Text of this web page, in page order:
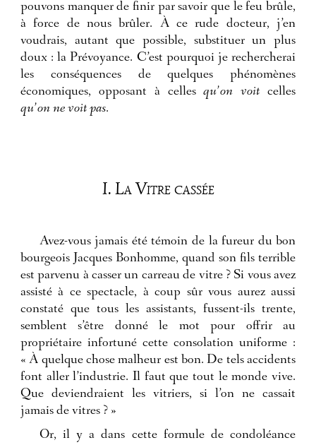
pouvons manquer de finir par savoir que le feu brûle,
à force de nous brûler. À ce rude docteur, j’en
voudrais, autant que possible, substituer un plus
doux : la Prévoyance. C’est pourquoi je rechercherai
les conséquences de quelques phénomènes
économiques, opposant à cellesqu’on voit celles
qu’on ne voit pas.
I. La Vitre cassée
Avez-vous jamais été témoin de la fureur du bon
bourgeois Jacques Bonhomme, quand son fils terrible
est parvenu à casser un carreau de vitre ? Si vous avez
assisté à ce spectacle, à coup sûr vous aurez aussi
constaté que tous les assistants, fussent-ils trente,
semblent s’être donné le mot pour offrir au
propriétaire infortuné cette consolation uniforme :
« À quelque chose malheur est bon. De tels accidents
font aller l’industrie. Il faut que tout le monde vive.
Que deviendraient les vitriers, si l’on ne cassait
jamais de vitres ? »
Or, il y a dans cette formule de condoléance